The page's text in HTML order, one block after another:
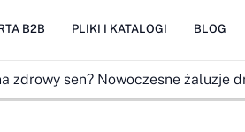
B2B PLIKI I KATALOGI BLOG
zdrowy sen? Nowoczesne